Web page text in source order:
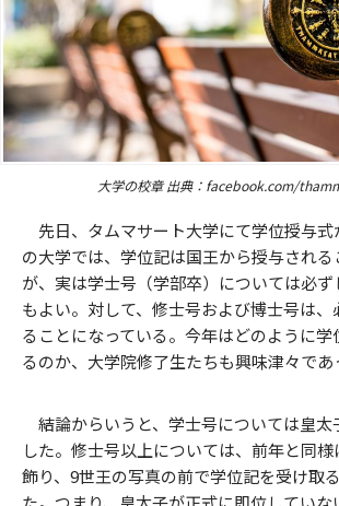
大学の校章 出典：facebook.com/
先日、タムマサート大学にて学位授与式
の大学では、学位記は国王から授与される
が、実は学士号（学部卒）については必
もよい。対して、修士号および博士号は
ることになっている。今年はどのように
るのか、大学院修了生たちも興味津々であ
結論からいうと、学士号については皇太
した。修士号以上については、前年と同
飾り、9世王の写真の前で学位記を受け取